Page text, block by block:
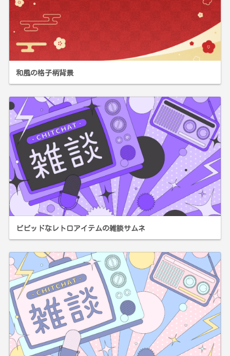
和風の格子柄背景
ビビッドなレトロアイテムの雑談サムネ